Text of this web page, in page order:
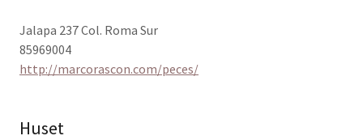
Jalapa 237 Col. Roma Sur
85969004
http://marcorascon.com/peces/
Huset